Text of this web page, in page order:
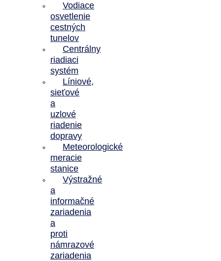
Vodiace
osvetlenie
cestných
tunelov
Centrálny
riadiaci
systém
Líniové,
sieťové
a
uzlové
riadenie
dopravy
Meteorologické
meracie
stanice
Výstražné
a
informačné
zariadenia
a
proti
námrazové
zariadenia